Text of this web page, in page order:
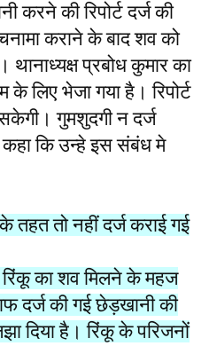
की रिपोर्ट दर्ज की
कराने के बाद शव को
थानाध्यक्ष प्रबोध कुमार का
के लिए भेजा गया है। रिपोर्ट
गुमशुदगी न दर्ज
कि उन्हे इस संबंध मे
तहत तो नहीं दर्ज कराई गई
रिंकू का शव मिलने के महज
दर्ज की गई छेड़खानी की
दिया है। रिंकू के परिजनों